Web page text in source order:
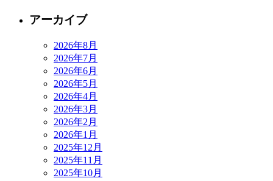
アーカイブ
2026年8月
2026年7月
2026年6月
2026年5月
2026年4月
2026年3月
2026年2月
2026年1月
2025年12月
2025年11月
2025年10月